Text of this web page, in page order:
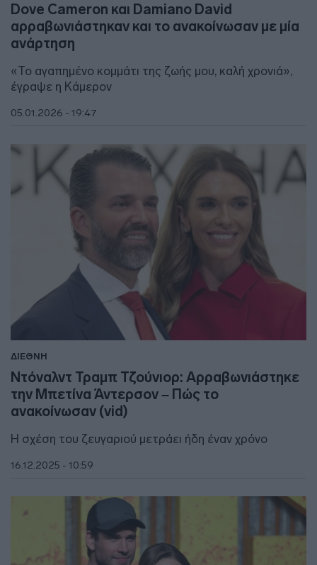
Dove Cameron και Damiano David
αρραβωνιάστηκαν και το ανακοίνωσαν με μία
ανάρτηση
«Το αγαπημένο κομμάτι της ζωής μου, καλή χρονιά»,
έγραψε η Κάμερον
05.01.2026 - 19:47
ΔΙΕΘΝΗ
Ντόναλντ Τραμπ Τζούνιορ: Αρραβωνιάστηκε
την Μπετίνα Άντερσον – Πώς το
ανακοίνωσαν (vid)
Η σχέση του ζευγαριού μετράει ήδη έναν χρόνο
16.12.2025 - 10:59